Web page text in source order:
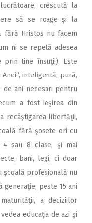
crescută la
să se roage şi la
fără Hristos nu facem
ni se repetă adesea
tine însuţi!). Este
inteligentă, pură,
de ani necesari pentru
a fost ieşirea din
recâştigarea libertăţii,
fără şosete ori cu
4 sau 8 clase, şi mai
bani, legi, ci doar
şcoală profesională nu
generaţie; peste 15 ani
a deciziilor
educaţia de azi şi